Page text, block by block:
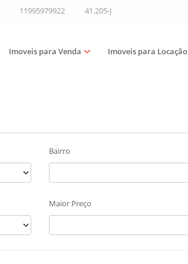
11995979922 41.205-J
Imoveis para Venda Imoveis para Locação
Bairro
Maior Preço